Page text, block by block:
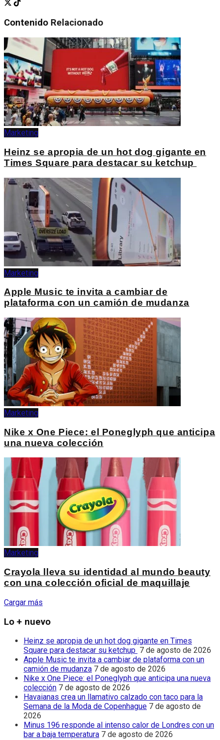
Contenido Relacionado
Marketing
Heinz se apropia de un hot dog gigante en
Times Square para destacar su ketchup
Marketing
Apple Music te invita a cambiar de
plataforma con un camión de mudanza
Marketing
Nike x One Piece: el Poneglyph que anticipa
una nueva colección
Marketing
Crayola lleva su identidad al mundo beauty
con una colección oficial de maquillaje
Cargar más
Lo + nuevo
Heinz se apropia de un hot dog gigante en Times
Square para destacar su ketchup 7 de agosto de 2026
Apple Music te invita a cambiar de plataforma con un
camión de mudanza 7 de agosto de 2026
Nike x One Piece: el Poneglyph que anticipa una nueva
colección 7 de agosto de 2026
Havaianas crea un llamativo calzado con taco para la
Semana de la Moda de Copenhague 7 de agosto de
2026
Minus 196 responde al intenso calor de Londres con un
bar a baja temperatura 7 de agosto de 2026